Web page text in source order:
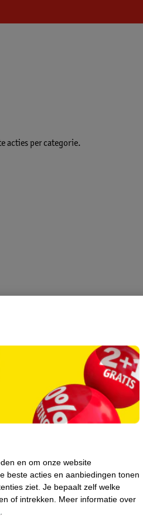
acties per categorie.
en om onze website
beste acties en aanbiedingen tonen
ziet. Je bepaalt zelf welke
of intrekken.
Meer informatie over